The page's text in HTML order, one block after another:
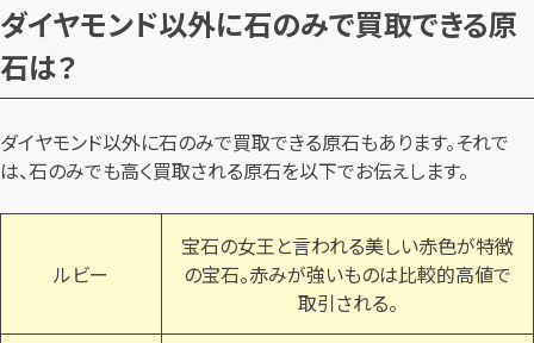
ダイヤモンド以外に石のみで買取できる原
石は？
ダイヤモンド以外に石のみで買取できる原石もあります。それで
は、石のみでも高く買取される原石を以下でお伝えします。
ルビー
宝石の女王と言われる美しい赤色が特徴
の宝石。赤みが強いものは比較的高値で
取引される。